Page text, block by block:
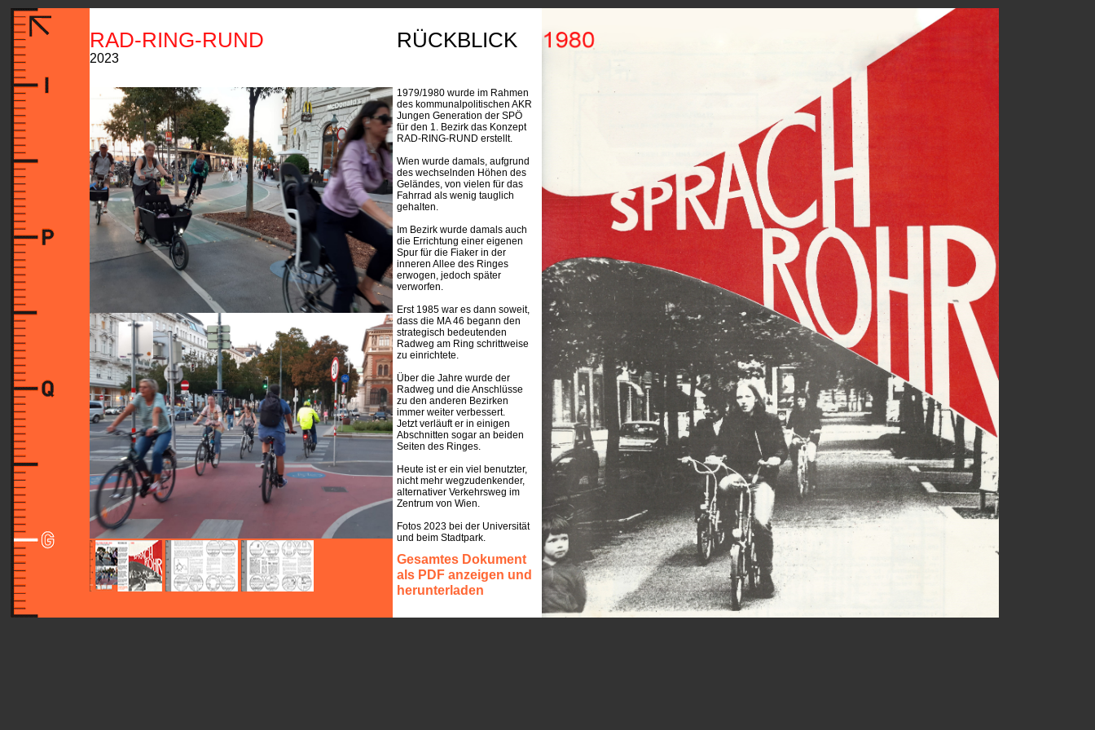
RAD-RING-RUND
2023
RÜCKBLICK
1979/1980 wurde im Rahmen
des kommunalpolitischen AKR
Jungen Generation der SPÖ
für den 1. Bezirk das Konzept
RAD-RING-RUND erstellt.
Wien wurde damals, aufgrund
des wechselnden Höhen des
Geländes, von vielen für das
Fahrrad als wenig tauglich
gehalten.
Im Bezirk wurde damals auch
die Errichtung einer eigenen
Spur für die Fiaker in der
inneren Allee des Ringes
erwogen, jedoch später
verworfen.
Erst 1985 war es dann soweit,
dass die MA 46 begann den
strategisch bedeutenden
Radweg am Ring schrittweise
zu einrichtete.
Über die Jahre wurde der
Radweg und die Anschlüsse
zu den anderen Bezirken
immer weiter verbessert.
Jetzt verläuft er in einigen
Abschnitten sogar an beiden
Seiten des Ringes.
Heute ist er ein viel benutzter,
nicht mehr wegzudenkender,
alternativer Verkehrsweg im
Zentrum von Wien.
Fotos 2023 bei der Universität
und beim Stadtpark.
Gesamtes Dokument
als PDF anzeigen und
herunterladen